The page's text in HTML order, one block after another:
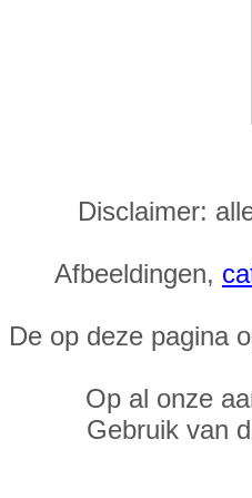
Disclaimer:
Afbeeldingen,
De op deze pagina
Op al onze
Gebruik van